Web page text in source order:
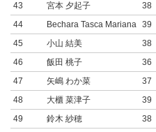
43
宮本 夕起子 38
44
Bechara Tasca Mariana 39
45
小山 結美 38
46
飯田 桃子 36
47
矢嶋 わか菜 37
48
大櫃 菜津子 39
49
鈴木 紗穂 38